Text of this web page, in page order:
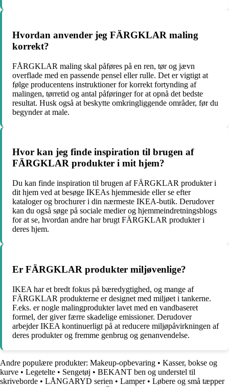
Hvordan anvender jeg FÄRGKLAR maling
korrekt?
FÅRGKLAR maling skal påføres på en ren, tør og jævn
overflade med en passende pensel eller rulle. Det er vigtigt at
følge producentens instruktioner for korrekt fortynding af
malingen, tørretid og antal påføringer for at opnå det bedste
resultat. Husk også at beskytte omkringliggende områder, før du
begynder at male.
Hvor kan jeg finde inspiration til brugen af
FÄRGKLAR produkter i mit hjem?
Du kan finde inspiration til brugen af FÄRGKLAR produkter i
dit hjem ved at besøge IKEAs hjemmeside eller se efter
kataloger og brochurer i din nærmeste IKEA-butik. Derudover
kan du også søge på sociale medier og hjemmeindretningsblogs
for at se, hvordan andre har brugt FÄRGKLAR produkter i
deres hjem.
Er FÄRGKLAR produkter miljøvenlige?
IKEA har et bredt fokus på bæredygtighed, og mange af
FÄRGKLAR produkterne er designet med miljøet i tankerne.
F.eks. er nogle malingprodukter lavet med en vandbaseret
formel, der giver færre skadelige emissioner. Derudover
arbejder IKEA kontinuerligt på at reducere miljøpåvirkningen af
deres produkter og fremme genbrug og genanvendelse.
Andre populære produkter: Makeup-opbevaring • Kasser, bokse og
kurve • Legetelte • Sengetøj • BEKANT ben og understel til
skriveborde • LÅNGARYD serien • Lamper• Løbere og små tæpper